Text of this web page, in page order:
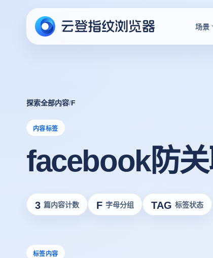
场景
探索全部内容/F
内容标签
facebook防
3 篇内容计数 F 字母分组 TAG 标签状态
标签内容